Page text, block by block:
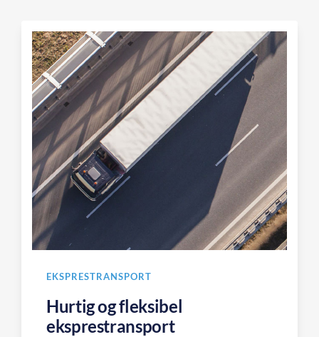
EKSPRESTRANSPORT
Hurtig og fleksibel
eksprestransport